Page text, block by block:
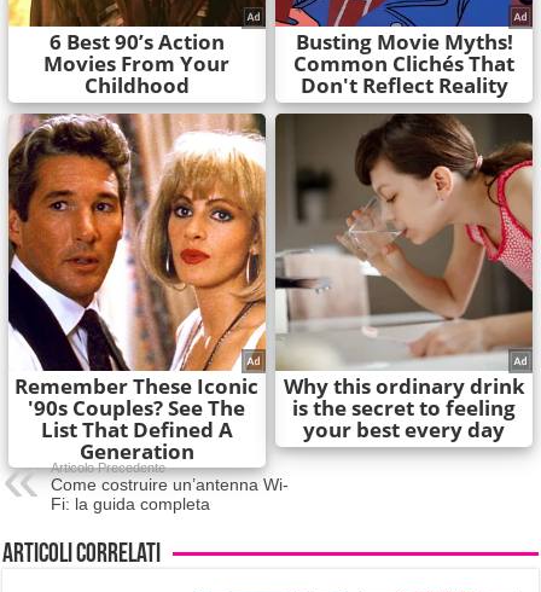
Articolo Precedente
Come costruire un’antenna Wi-
Fi: la guida completa
Articoli correlati